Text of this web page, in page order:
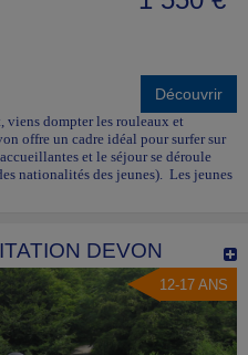
Découvrir
viens dompter les rouleaux et
offre un cadre idéal pour surfer sur
et le séjour se déroule
nationalités des jeunes). Les jeunes
DEVON
12-17 ANS